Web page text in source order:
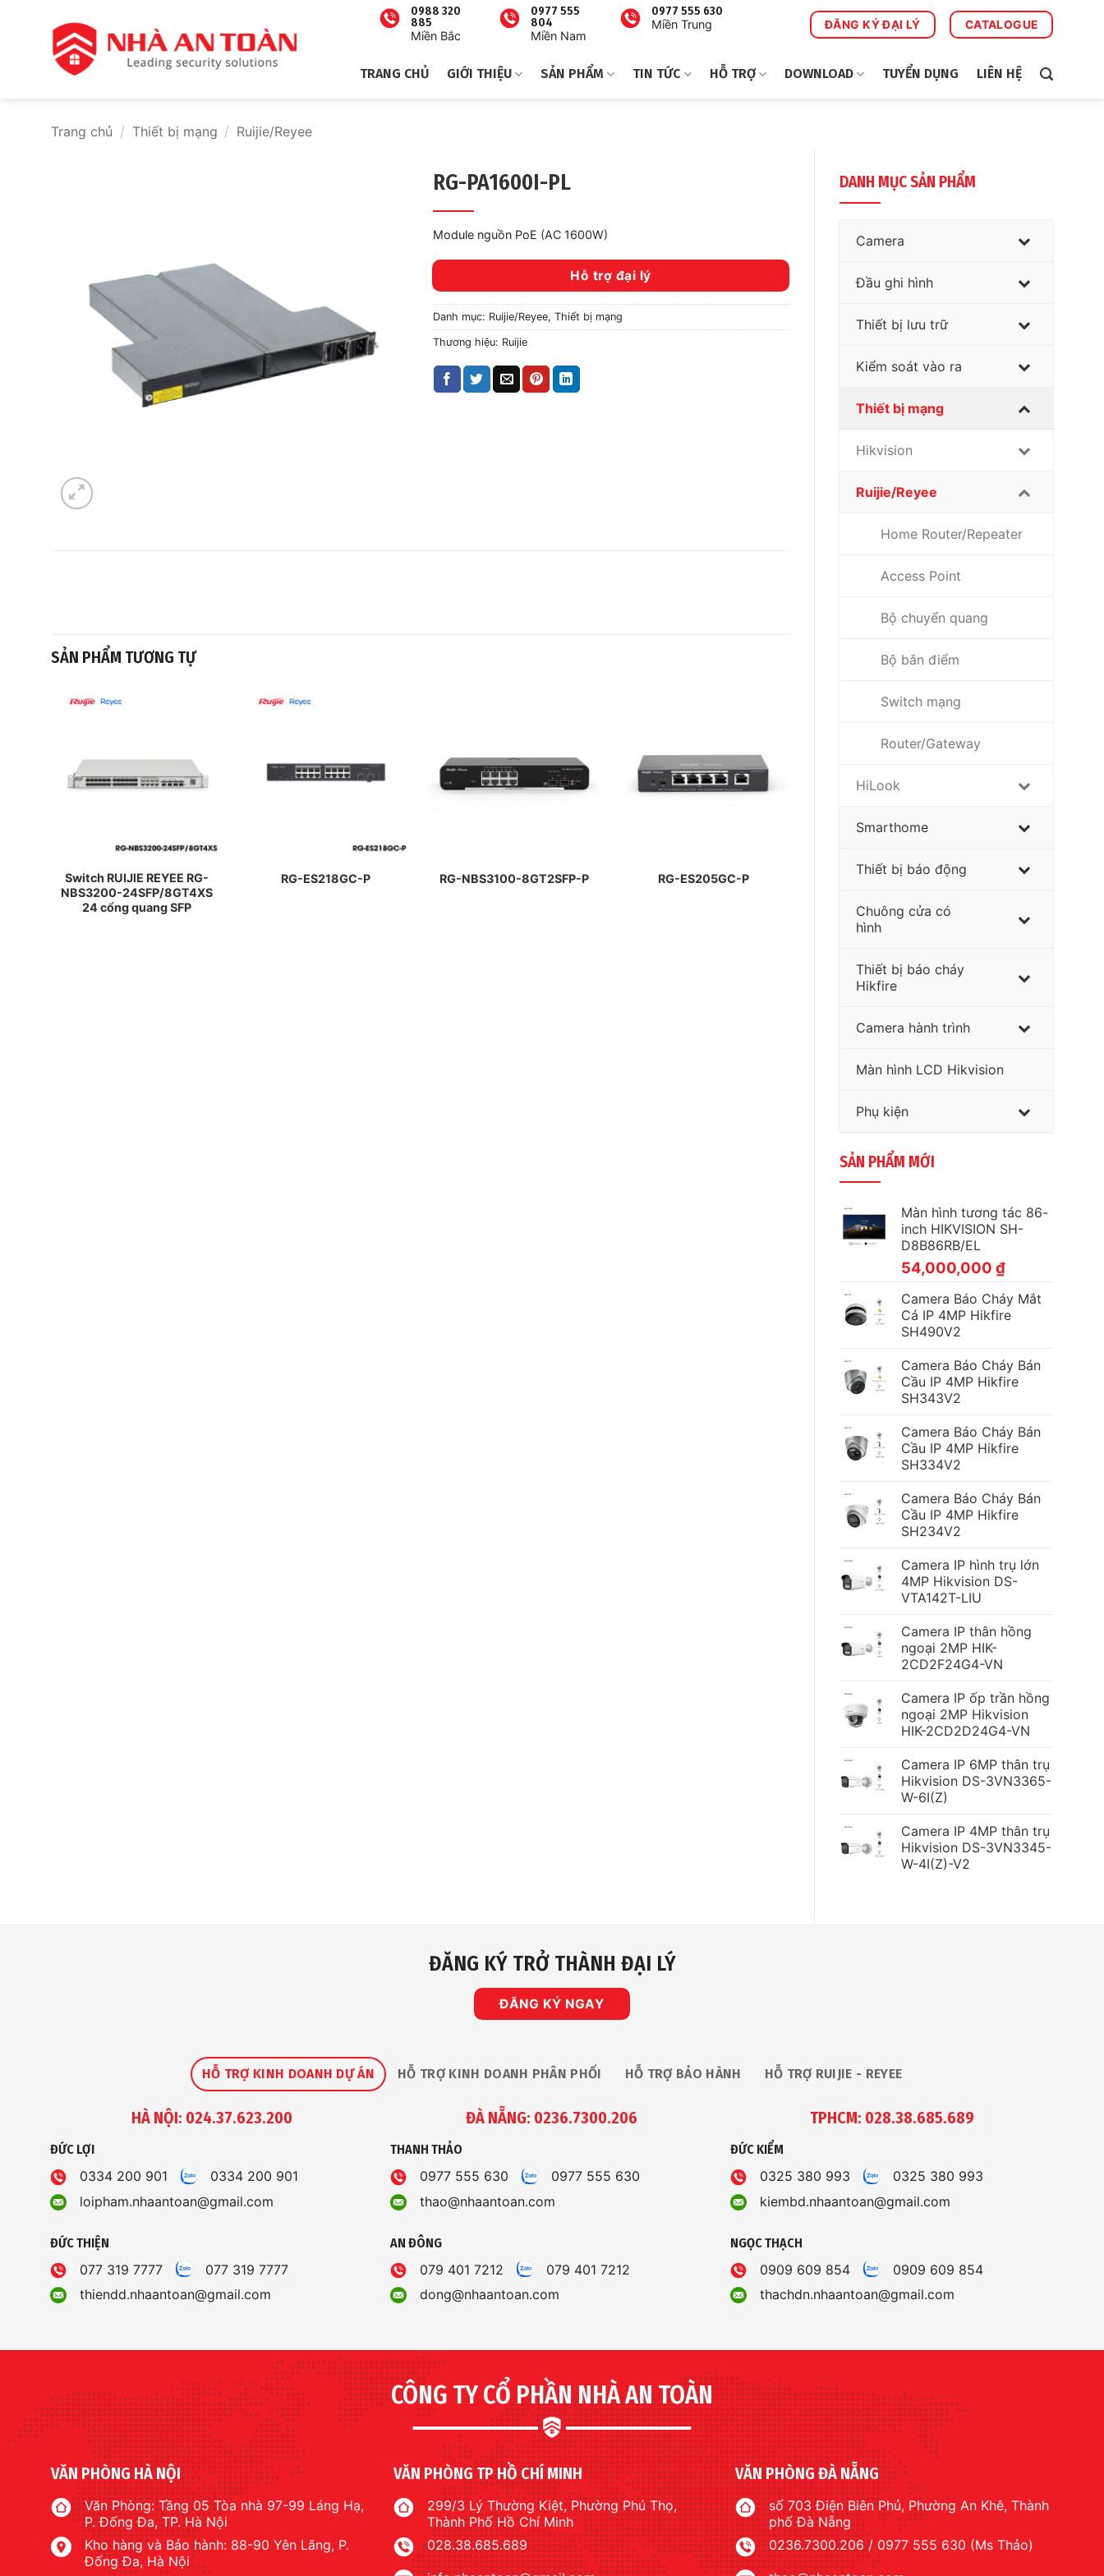
0988 320
885
Miền Bắc
0977 555
804
Miền Nam
0977 555 630
Miền Trung
ĐĂNG KÝ ĐẠI LÝ CATALOGUE
TRANG CHỦ GIỚI THIỆU SẢN PHẨM TIN TỨC HỖ TRỢ DOWNLOAD TUYỂN DỤNG LIÊN HỆ
Trang chủ / Thiết bị mạng / Ruijie/Reyee
DANH MỤC SẢN PHẨM
Camera
Đầu ghi hình
Thiết bị lưu trữ
Kiểm soát vào ra
Thiết bị mạng
Hikvision
Ruijie/Reyee
Home Router/Repeater
Access Point
Bộ chuyển quang
Bộ bắn điểm
Switch mạng
Router/Gateway
HiLook
Smarthome
Thiết bị báo động
Chuông cửa có
hình
Thiết bị báo cháy
Hikfire
Camera hành trình
Màn hình LCD Hikvision
Phụ kiện
SẢN PHẨM MỚI
Màn hình tương tác 86-
inch HIKVISION SH-
D8B86RB/EL
54,000,000 ₫
Camera Báo Cháy Mắt
Cá IP 4MP Hikfire
SH490V2
Camera Báo Cháy Bán
Cầu IP 4MP Hikfire
SH343V2
Camera Báo Cháy Bán
Cầu IP 4MP Hikfire
SH334V2
Camera Báo Cháy Bán
Cầu IP 4MP Hikfire
SH234V2
Camera IP hình trụ lớn
4MP Hikvision DS-
VTA142T-LIU
Camera IP thân hồng
ngoại 2MP HIK-
2CD2F24G4-VN
Camera IP ốp trần hồng
ngoại 2MP Hikvision
HIK-2CD2D24G4-VN
Camera IP 6MP thân trụ
Hikvision DS-3VN3365-
W-6I(Z)
Camera IP 4MP thân trụ
Hikvision DS-3VN3345-
W-4I(Z)-V2
RG-PA1600I-PL
Module nguồn PoE (AC 1600W)
Hỗ trợ đại lý
Danh mục: Ruijie/Reyee, Thiết bị mạng
Thương hiệu: Ruijie
SẢN PHẨM TƯƠNG TỰ
Switch RUIJIE REYEE RG-
NBS3200-24SFP/8GT4XS
24 cổng quang SFP
RG-ES218GC-P RG-NBS3100-8GT2SFP-P RG-ES205GC-P
ĐĂNG KÝ TRỞ THÀNH ĐẠI LÝ
ĐĂNG KÝ NGAY
HỖ TRỢ KINH DOANH DỰ ÁN HỖ TRỢ KINH DOANH PHÂN PHỐI HỖ TRỢ BẢO HÀNH HỖ TRỢ RUIJIE - REYEE
HÀ NỘI: 024.37.623.200
ĐỨC LỢI
0334 200 901
0334 200 901
loipham.nhaantoan@gmail.com
ĐỨC THIỆN
077 319 7777
077 319 7777
thiendd.nhaantoan@gmail.com
ĐÀ NẴNG: 0236.7300.206
THANH THẢO
0977 555 630
0977 555 630
thao@nhaantoan.com
AN ĐÔNG
079 401 7212
079 401 7212
dong@nhaantoan.com
TPHCM: 028.38.685.689
ĐỨC KIỂM
0325 380 993
0325 380 993
kiembd.nhaantoan@gmail.com
NGỌC THẠCH
0909 609 854
0909 609 854
thachdn.nhaantoan@gmail.com
CÔNG TY CỔ PHẦN NHÀ AN TOÀN
VĂN PHÒNG HÀ NỘI
Văn Phòng: Tầng 05 Tòa nhà 97-99 Láng Hạ,
P. Đống Đa, TP. Hà Nội
Kho hàng và Bảo hành: 88-90 Yên Lãng, P.
Đống Đa, Hà Nội
VĂN PHÒNG TP HỒ CHÍ MINH
299/3 Lý Thường Kiệt, Phường Phú Thọ,
Thành Phố Hồ Chí Minh
028.38.685.689
VĂN PHÒNG ĐÀ NẴNG
số 703 Điện Biên Phủ, Phường An Khê, Thành
phố Đà Nẵng
0236.7300.206 / 0977 555 630 (Ms Thảo)